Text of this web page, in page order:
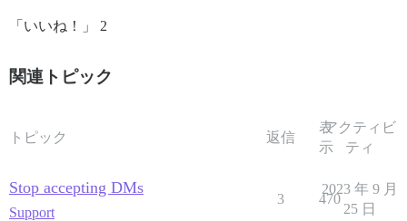
「いいね！」 2
関連トピック
トピック 返信
表
示
アクティビ
ティ
Stop accepting DMs
Support
3 470
2023 年 9 月
25 日